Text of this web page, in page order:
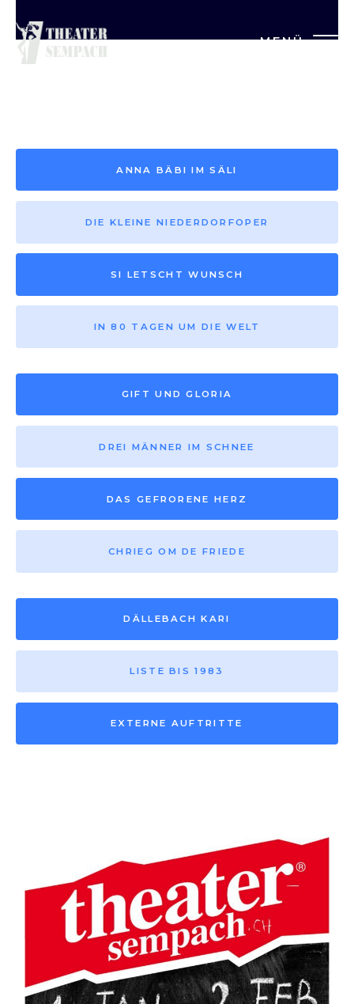
MENÜ
Saison vor 2013
ANNA BÄBI IM SÄLI
DIE KLEINE NIEDERDORFOPER
SI LETSCHT WUNSCH
IN 80 TAGEN UM DIE WELT
GIFT UND GLORIA
DREI MÄNNER IM SCHNEE
DAS GEFRORENE HERZ
CHRIEG OM DE FRIEDE
DÄLLEBACH KARI
LISTE BIS 1983
EXTERNE AUFTRITTE